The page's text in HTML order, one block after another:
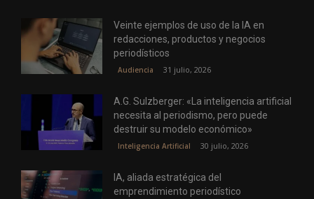
Veinte ejemplos de uso de la IA en
redacciones, productos y negocios
periodísticos
Audiencia 31 julio, 2026
A.G. Sulzberger: «La inteligencia artificial
necesita al periodismo, pero puede
destruir su modelo económico»
Inteligencia Artificial 30 julio, 2026
IA, aliada estratégica del
emprendimiento periodístico